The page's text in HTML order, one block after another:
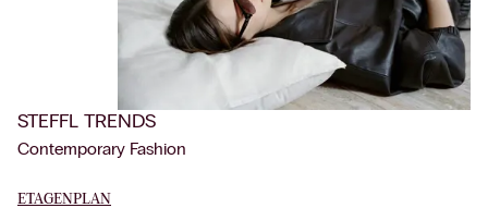
STEFFL TRENDS
Contemporary Fashion
ETAGENPLAN